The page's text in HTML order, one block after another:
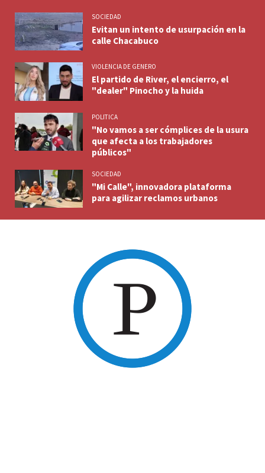
SOCIEDAD
Evitan un intento de usurpación en la
calle Chacabuco
VIOLENCIA DE GENERO
El partido de River, el encierro, el
"dealer" Pinocho y la huida
POLITICA
"No vamos a ser cómplices de la usura
que afecta a los trabajadores
públicos"
SOCIEDAD
"Mi Calle", innovadora plataforma
para agilizar reclamos urbanos